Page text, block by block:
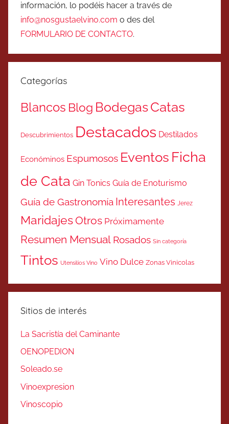
información, lo podéis hacer a través de
info@nosgustaelvino.com o des del
FORMULARIO DE CONTACTO.
Categorías
Blancos Blog BodegasCatas
Descubrimientos Destacados Destilados
Económinos Espumosos Eventos Ficha
de Cata Gin Tonics Guía de Enoturismo
Guía de Gastronomía Interesantes Jerez
MaridajesOtros Próximamente
Resumen Mensual Rosados Sin categoría
Tintos Utensilios Vino Vino Dulce Zonas Vinicolas
Sitios de interés
La Sacristía del Caminante
OENOPEDION
Soleado.se
Vinoexpresion
Vinoscopio